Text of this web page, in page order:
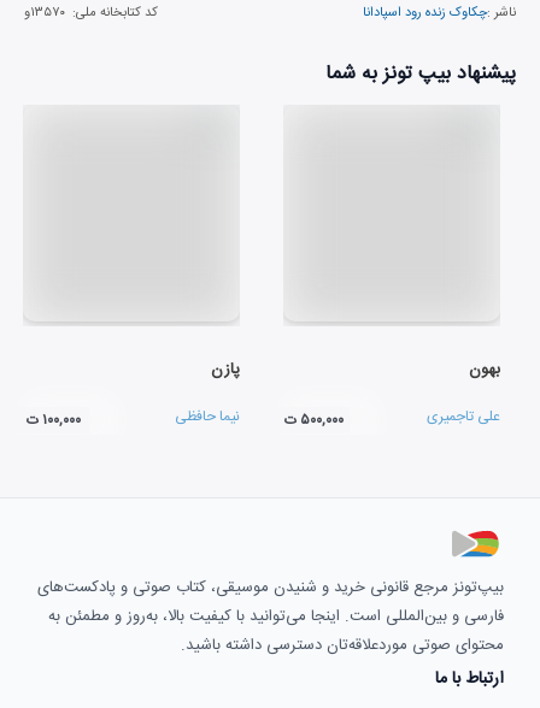
ناشر :چکاوک زنده رود اسپادانا کد کتابخانه ملی: ۱۳۵۷۰و
پیشنهاد بیپ تونز به شما
بهون
علی تاجمیری ۵۰۰,۰۰۰ ت
پازن
نیما حافظی ۱۰۰,۰۰۰ ت
بیپ‌تونز مرجع قانونی خرید و شنیدن موسیقی، کتاب صوتی و پادکست‌های
فارسی و بین‌المللی است. اینجا می‌توانید با کیفیت بالا، به‌روز و مطمئن به
محتوای صوتی موردعلاقه‌تان دسترسی داشته باشید.
ارتباط با ما